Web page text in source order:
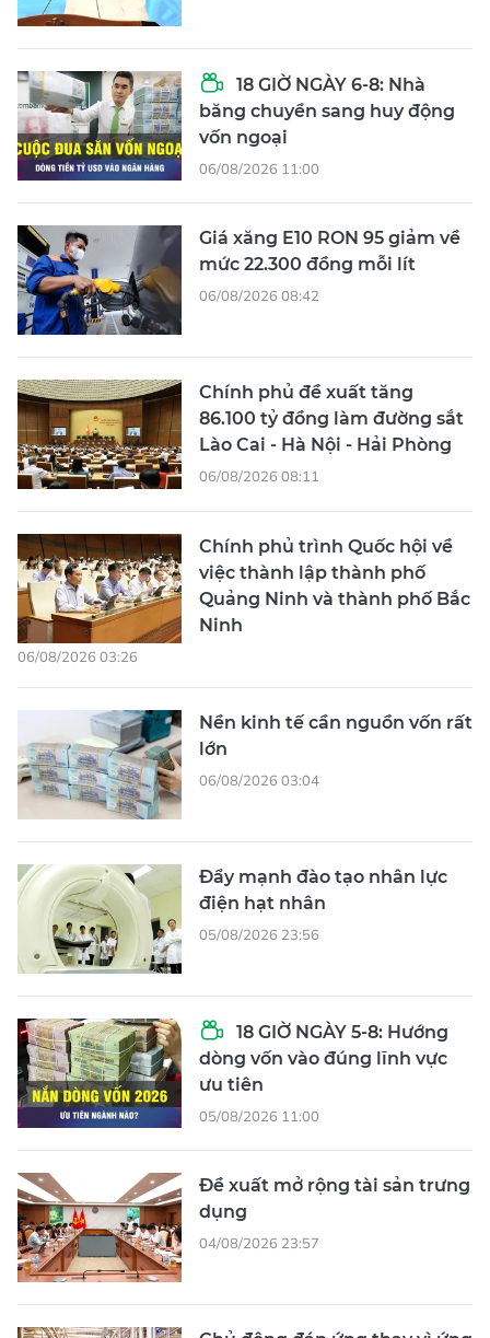
18 GIỜ NGÀY 6-8: Nhà
băng chuyển sang huy động
vốn ngoại
06/08/2026 11:00
Giá xăng E10 RON 95 giảm về
mức 22.300 đồng mỗi lít
06/08/2026 08:42
Chính phủ đề xuất tăng
86.100 tỷ đồng làm đường sắt
Lào Cai - Hà Nội - Hải Phòng
06/08/2026 08:11
Chính phủ trình Quốc hội về
việc thành lập thành phố
Quảng Ninh và thành phố Bắc
Ninh
06/08/2026 03:26
Nền kinh tế cần nguồn vốn rất
lớn
06/08/2026 03:04
Đẩy mạnh đào tạo nhân lực
điện hạt nhân
05/08/2026 23:56
18 GIỜ NGÀY 5-8: Hướng
dòng vốn vào đúng lĩnh vực
ưu tiên
05/08/2026 11:00
Đề xuất mở rộng tài sản trưng
dụng
04/08/2026 23:57